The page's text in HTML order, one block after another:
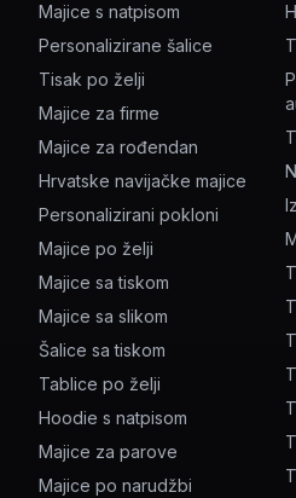
Majice s natpisom
Personalizirane šalice
Tisak po želji
Majice za firme
Majice za rođendan
Hrvatske navijačke majice
Personalizirani pokloni
Majice po želji
Majice sa tiskom
Majice sa slikom
Šalice sa tiskom
Tablice po želji
Hoodie s natpisom
Majice za parove
Majice po narudžbi